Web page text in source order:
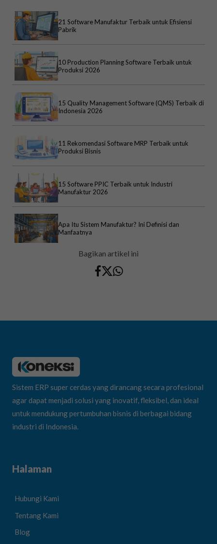
21 Software Manufaktur Terbaik untuk Efisiensi
Pabrik
10 Production Planning Software Terbaik untuk
Produksi 2026
15 Quality Management Software (QMS) Terbaik di
Indonesia 2026
11 Rekomendasi Software MRP Terbaik untuk
Produksi Bisnis
15 Software PPIC Terbaik untuk Industri
Manufaktur 2026
Apa Itu Sistem Manufaktur? Ini Definisi dan
Manfaatnya
Bagikan artikel ini
Sistem ERP super cerdas yang dirancang secara profesional
agar dapat menjadi solusi yang inovatif, fleksibel, dan ideal
untuk mendukung pertumbuhan bisnis di berbagai bidang
industri di Indonesia.
Halaman
Hubungi Kami
Tentang Kami
Blog